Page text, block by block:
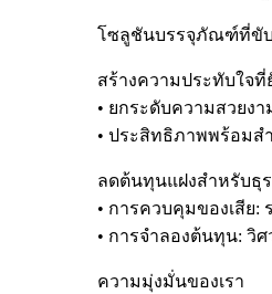
โซลูชันบรรจุภัณฑ์ที่ขั
สร้างความประทับใจ
• ยกระดับความสวยง
• ประสิทธิภาพพร้อมส
ลดต้นทุนแฝงสำหรับธุ
• การควบคุมของเสีย:
• การจำลองต้นทุน: วิ
ความมุ่งมั่นของเรา